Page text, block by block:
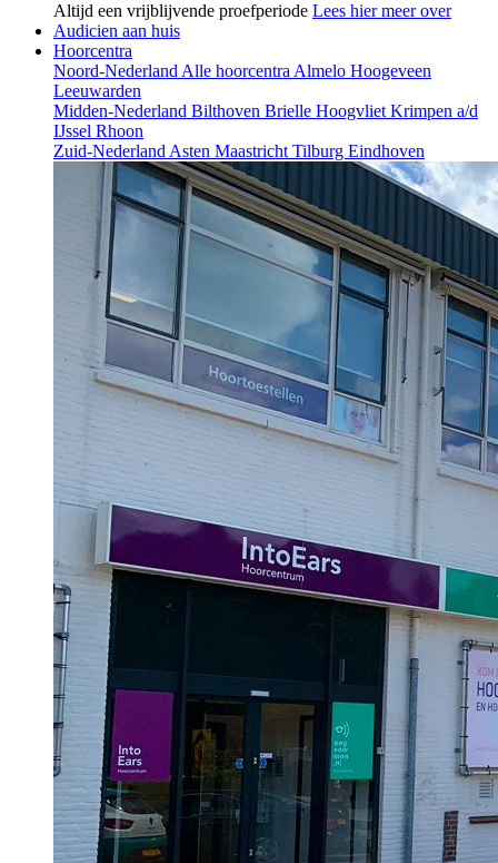
Altijd een vrijblijvende proefperiode Lees hier meer over
Audicien aan huis
Hoorcentra
Noord-NederlandAlle hoorcentraAlmelo Hoogeveen
Leeuwarden
Midden-Nederland Bilthoven Brielle HoogvlietKrimpen a/d
IJssel Rhoon
Zuid-NederlandAsten MaastrichtTilburg Eindhoven